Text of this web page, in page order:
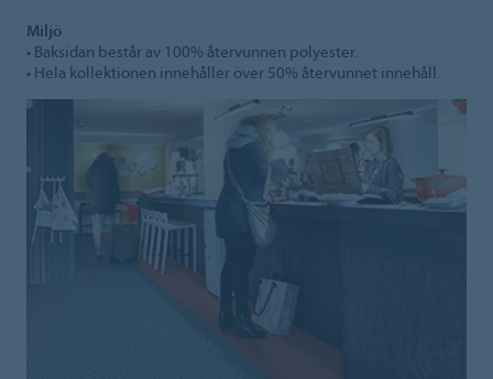
Miljö
• Baksidan består av 100% återvunnen polyester.
• Hela kollektionen innehåller över 50% återvunnet innehåll.